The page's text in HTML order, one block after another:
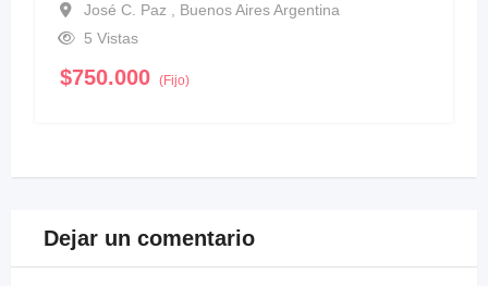
José C. Paz , Buenos Aires Argentina
5 Vistas
$750.000 (Fijo)
Dejar un comentario